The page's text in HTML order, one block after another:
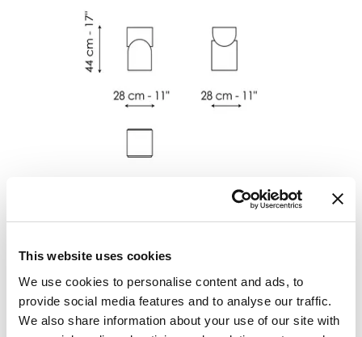
This website uses cookies
We use cookies to personalise content and ads, to
provide social media features and to analyse our traffic.
We also share information about your use of our site with
Longueur: 28 cm
Profondeur: 28cm